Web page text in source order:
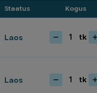
Staatus Kogus
Laos
Rehavars
Y001197
kogus
tk
Laos
Käru
tk